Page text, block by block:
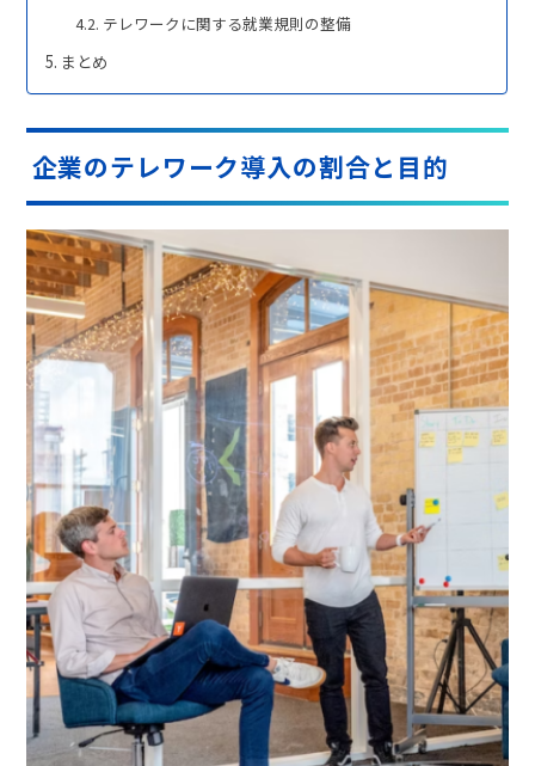
テレワークに関する就業規則の整備
まとめ
企業のテレワーク導入の割合と目的